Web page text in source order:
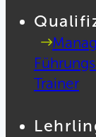
Trainer